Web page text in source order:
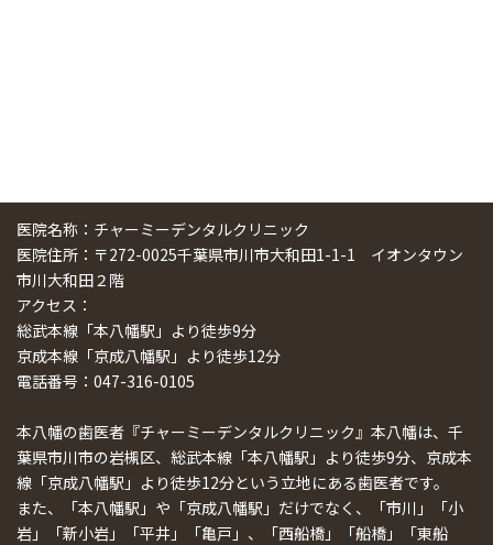
医院名称：チャーミーデンタルクリニック
医院住所：〒272-0025千葉県市川市大和田1-1-1 イオンタウン
市川大和田２階
アクセス：
総武本線「本八幡駅」より徒歩9分
京成本線「京成八幡駅」より徒歩12分
電話番号：047-316-0105
本八幡の歯医者『チャーミーデンタルクリニック』本八幡は、千
葉県市川市の岩槻区、総武本線「本八幡駅」より徒歩9分、京成本
線「京成八幡駅」より徒歩12分という立地にある歯医者です。
また、「本八幡駅」や「京成八幡駅」だけでなく、「市川」「小
岩」「新小岩」「平井」「亀戸」、「西船橋」「船橋」「東船